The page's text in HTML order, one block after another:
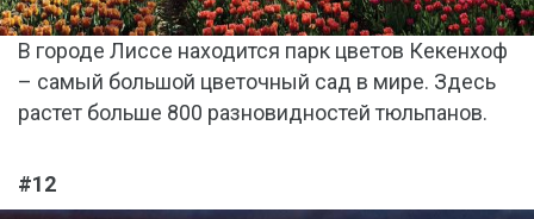
В городе Лиссе находится парк цветов Кекенхоф
– самый большой цветочный сад в мире. Здесь
растет больше 800 разновидностей тюльпанов.
#12